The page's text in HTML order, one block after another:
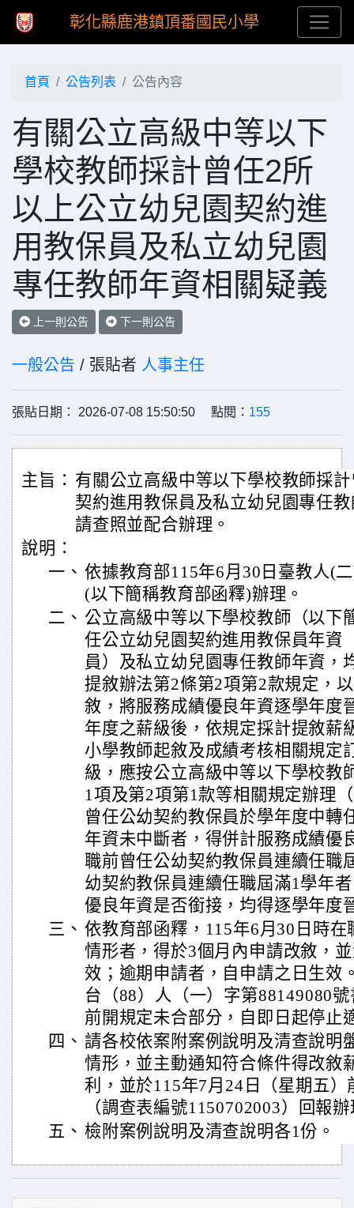
彰化縣鹿港鎮頂番國民小學
首頁 公告列表 公告內容
有關公立高級中等以下
學校教師採計曾任2所
以上公立幼兒園契約進
用教保員及私立幼兒園
專任教師年資相關疑義
上一則公告 下一則公告
一般公告 / 張貼者 人事主任
張貼日期： 2026-07-08 15:50:50 點閱： 155
主旨： 有關公立高級中等以下學校教師採
契約進用教保員及私立幼兒園專任
請查照並配合辦理。
說明：
一、 依據教育部115年6月30日臺教人(
(以下簡稱教育部函釋)辦理。
二、 公立高級中等以下學校教師（以下
任公立幼兒園契約進用教保員年資
員）及私立幼兒園專任教師年資，
提敘辦法第2條第2項第2款規定，
敘，將服務成績優良年資逐學年度
年度之薪級後，依規定採計提敘薪
小學教師起敘及成績考核相關規定
級，應按公立高級中等以下學校教
1項及第2項第1款等相關規定辦理
曾任公幼契約教保員於學年度中轉
年資未中斷者，得併計服務成績優
職前曾任公幼契約教保員連續任職
幼契約教保員連續任職屆滿1學年
優良年資是否銜接，均得逐學年度
三、 依教育部函釋，115年6月30日時
情形者，得於3個月內申請改敘，
效；逾期申請者，自申請之日生效
台（88）人（一）字第88149080
前開規定未合部分，自即日起停止
四、 請各校依案附案例說明及清查說明
情形，並主動通知符合條件得改敘
利，並於115年7月24日（星期五）
（調查表編號1150702003）回報
五、 檢附案例說明及清查說明各1份。